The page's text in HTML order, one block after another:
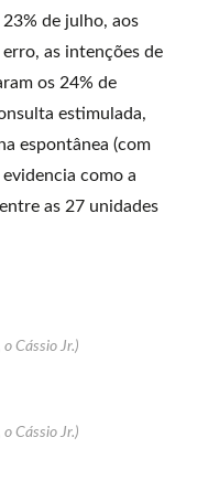
de julho, aos
as intenções de
os 24% de
estimulada,
espontânea (com
como a
as 27 unidades
Cássio Jr.)
Cássio Jr.)